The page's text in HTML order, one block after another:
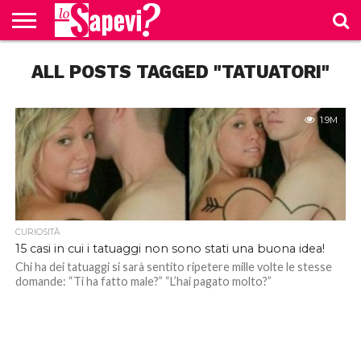
BENESSERE
GOSSIP
PRODOTTI
AMAZON
NEWS
CASA E
CUCINA
ALL POSTS TAGGED "TATUATORI"
1.9M
CURIOSITÀ
15 casi in cui i tatuaggi non sono stati una buona idea!
Chi ha dei tatuaggi si sarà sentito ripetere mille volte le stesse
domande: “Ti ha fatto male?” “L’hai pagato molto?”